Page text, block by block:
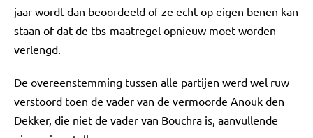
jaar wordt dan beoordeeld of ze echt op eigen benen kan
staan of dat de tbs-maatregel opnieuw moet worden
verlengd.
De overeenstemming tussen alle partijen werd wel ruw
verstoord toen de vader van de vermoorde Anouk den
Dekker, die niet de vader van Bouchra is, aanvullende